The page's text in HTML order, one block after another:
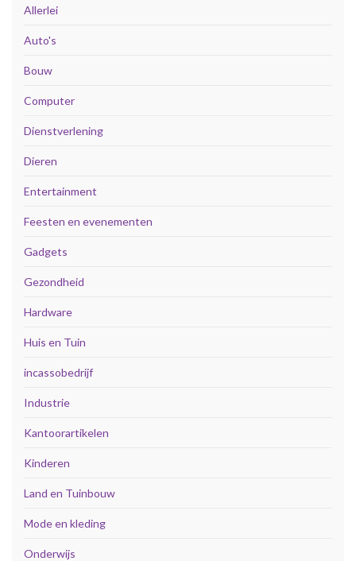
Allerlei
Auto's
Bouw
Computer
Dienstverlening
Dieren
Entertainment
Feesten en evenementen
Gadgets
Gezondheid
Hardware
Huis en Tuin
incassobedrijf
Industrie
Kantoorartikelen
Kinderen
Land en Tuinbouw
Mode en kleding
Onderwijs